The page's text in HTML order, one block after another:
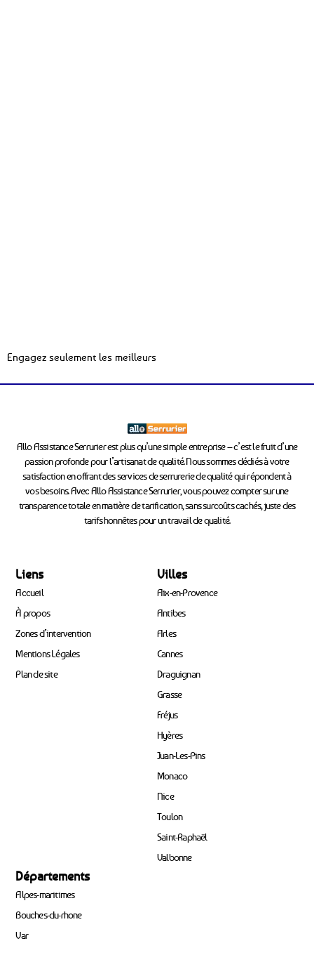
Engagez seulement les meilleurs
Allo Assistance Serrurier est plus qu’une simple entreprise – c’est le fruit d’une
passion profonde pour l’artisanat de qualité. Nous sommes dédiés à votre
satisfaction en offrant des services de serrurerie de qualité qui répondent à
vos besoins. Avec Allo Assistance Serrurier, vous pouvez compter sur une
transparence totale en matière de tarification, sans surcoûts cachés, juste des
tarifs honnêtes pour un travail de qualité.
Liens
Accueil
À propos
Zones d’intervention
Mentions Légales
Plan de site
Villes
Aix-en-Provence
Antibes
Arles
Cannes
Draguignan
Grasse
Fréjus
Hyères
Juan-Les-Pins
Monaco
Nice
Toulon
Saint-Raphaël
Valbonne
Départements
Alpes-maritimes
Bouches-du-rhone
Var